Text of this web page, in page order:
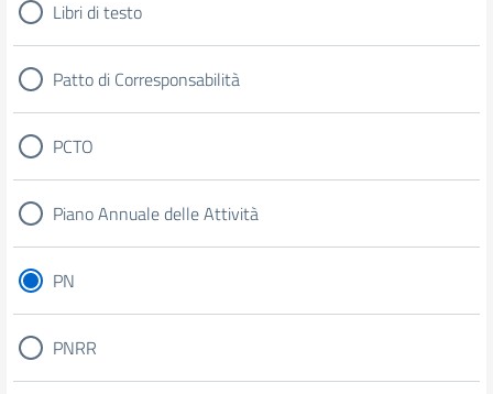
Libri di testo
Patto di Corresponsabilità
PCTO
Piano Annuale delle Attività
PN
PNRR